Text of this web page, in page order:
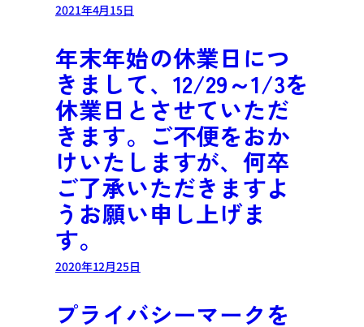
2021年4月15日
年末年始の休業日につ
きまして、12/29～1/3を
休業日とさせていただ
きます。ご不便をおか
けいたしますが、何卒
ご了承いただきますよ
うお願い申し上げま
す。
2020年12月25日
プライバシーマークを